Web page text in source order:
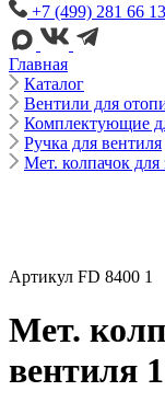
+7 (499) 281 66 13
Главная
Каталог
Вентили для
Комплектующие
Ручка для вентиля
Мет. колпачок для
Артикул FD 8400 1
Мет.
вентиля